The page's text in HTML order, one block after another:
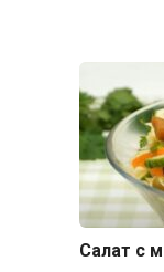
Салат с